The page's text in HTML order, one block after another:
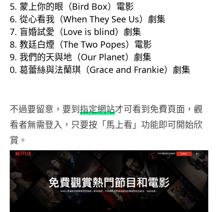
蒙上你的眼（Bird Box）電影
從心看我（When They See Us）劇集
盲婚試愛（Love is blind）劇集
教廷白煙（The Two Popes）電影
我們的天與地（Our Planet）劇集
葛蕾絲與法蘭琪（Grace and Frankie）劇集
不過要留意，要到指定網站才可看到免費頁面，觀
看者無需登入，只要按「馬上看」功能即可開始欣
賞。